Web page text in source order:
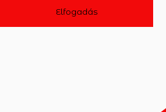
Elfogadás